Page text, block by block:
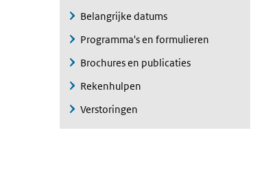
Belangrijke datums
Programma's en formulieren
Brochures en publicaties
Rekenhulpen
Verstoringen